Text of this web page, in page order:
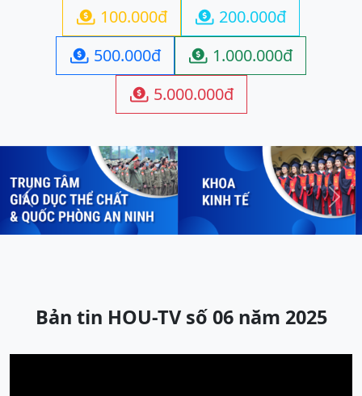
 100.000đ  200.000đ
 500.000đ  1.000.000đ
 5.000.000đ
Previous Next
Bản tin HOU-TV số 06 năm 2025